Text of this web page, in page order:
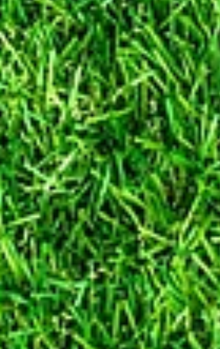
Einzelfall einschließlich
Datenverarbeitung für Zwecke
insbesondere im Hinblick
Beendigung von
Beschäftigten. Ferner können
Bundesländer
Übermittlung von
Im Rahmen unserer
vor, dass die Daten an andere
Organisationseinheiten oder
offengelegt werden. Zu den
Aufgaben beauftragte
die in eine Webseite
wir die gesetzlichen Vorgaben
Verträge bzw. Vereinbarungen,
Datenübermittlung innerhalb der
Daten an andere Stellen innerhalb
den Zugriff auf diese Daten
administrativen Zwecken erfolgt,
berechtigten unternehmerischen